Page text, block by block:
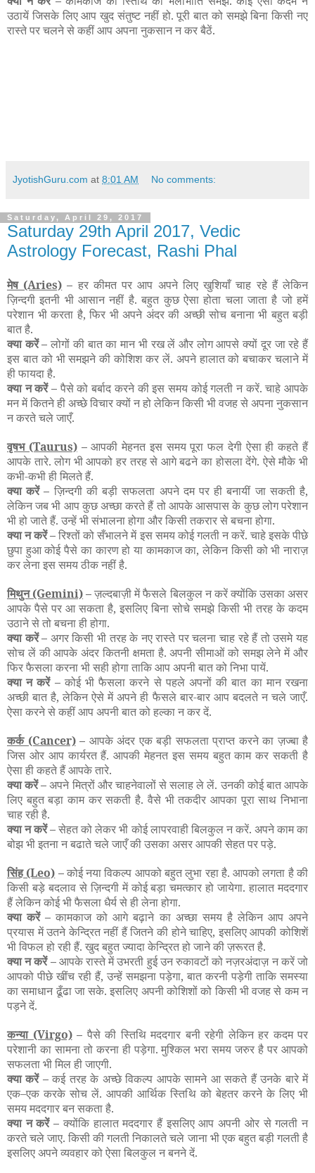
उठायें जिसके लिए आप खुद संतुष्ट नहीं हो. पूरी बात को समझे बिना किसी नए
रास्ते पर चलने से कहीं आप अपना नुकसान न कर बैठें.
JyotishGuru.com at 8:01 AM No comments:
Saturday, April 29, 2017
Saturday 29th April 2017, Vedic
Astrology Forecast, Rashi Phal
मेष(Aries) – हर कीमत पर आप अपने लिए खुशियाँ चाह रहे हैं लेकिन
ज़िन्दगी इतनी भी आसान नहीं है. बहुत कुछ ऐसा होता चला जाता है जो हमें
परेशान भी करता है, फिर भी अपने अंदर की अच्छी सोच बनाना भी बहुत बड़ी
बात है.
क्या करें –लोगों की बात का मान भी रख लें और लोग आपसे क्यों दूर जा रहे हैं
इस बात को भी समझने की कोशिश कर लें. अपने हालात को बचाकर चलाने में
ही फायदा है.
क्या न करें – पैसे को बर्बाद करने की इस समय कोई गलती न करें. चाहे आपके
मन में कितने ही अच्छे विचार क्यों न हो लेकिन किसी भी वजह से अपना नुकसान
न करते चले जाएँ.
वृषभ(Taurus)– आपकी मेहनत इस समय पूरा फल देगी ऐसा ही कहते हैं
आपके तारे. लोग भी आपको हर तरह से आगे बढने का होसला देंगे. ऐसे मौके भी
कभी-कभी ही मिलते हैं.
क्या करें – ज़िन्दगी की बड़ी सफलता अपने दम पर ही बनायीं जा सकती है,
लेकिन जब भी आप कुछ अच्छा करते हैं तो आपके आसपास के कुछ लोग परेशान
भी हो जाते हैं. उन्हें भी संभालना होगा और किसी तकरार से बचना होगा.
क्या न करें –रिश्तों को सँभालने में इस समय कोई गलती न करें. चाहे इसके पीछे
छुपा हुआ कोई पैसे का कारण हो या कामकाज का, लेकिन किसी को भी नाराज़
कर लेना इस समय ठीक नहीं है.
मिथुन(Gemini)–ज़ल्दबाज़ी में फैसले बिलकुल न करें क्योंकि उसका असर
आपके पैसे पर आ सकता है, इसलिए बिना सोचे समझे किसी भी तरह के कदम
उठाने से तो बचना ही होगा.
क्या करें – अगर किसी भी तरह के नए रास्ते पर चलना चाह रहे हैं तो उसमे यह
सोच लें की आपके अंदर कितनी क्षमता है. अपनी सीमाओं को समझ लेने में और
फिर फैसला करना भी सही होगा ताकि आप अपनी बात को निभा पायें.
क्या न करें – कोई भी फैसला करने से पहले अपनों की बात का मान रखना
अच्छी बात है, लेकिन ऐसे में अपने ही फैसले बार-बार आप बदलते न चले जाएँ.
ऐसा करने से कहीं आप अपनी बात को हल्का न कर दें.
कर्क(Cancer)– आपके अंदर एक बड़ी सफलता प्राप्त करने का ज़ज्बा है
जिस ओर आप कार्यरत हैं. आपकी मेहनत इस समय बहुत काम कर सकती है
ऐसा ही कहते हैं आपके तारे.
क्या करें –अपने मित्रों और चाहनेवालों से सलाह ले लें. उनकी कोई बात आपके
लिए बहुत बड़ा काम कर सकती है. वैसे भी तकदीर आपका पूरा साथ निभाना
चाह रही है.
क्या न करें –सेहत को लेकर भी कोई लापरवाही बिलकुल न करें. अपने काम का
बोझ भी इतना न बढाते चले जाएँ की उसका असर आपकी सेहत पर पड़े.
सिंह(Leo) – कोई नया विकल्प आपको बहुत लुभा रहा है. आपको लगता है की
किसी बड़े बदलाव से ज़िन्दगी में कोई बड़ा चमत्कार हो जायेगा. हालात मददगार
हैं लेकिन कोई भी फैसला धैर्य से ही लेना होगा.
क्या करें –कामकाज को आगे बढ़ाने का अच्छा समय है लेकिन आप अपने
प्रयास में उतने केन्द्रित नहीं हैं जितने की होने चाहिए, इसलिए आपकी कोशिशें
भी विफल हो रही हैं. खुद बहुत ज्यादा केन्द्रित हो जाने की ज़रूरत है.
क्या न करें –आपके रास्ते में उभरती हुई उन रुकावटों को नज़रअंदाज़ न करें जो
आपको पीछे खींच रही हैं, उन्हें समझना पड़ेगा, बात करनी पड़ेगी ताकि समस्या
का समाधान ढूँढा जा सके. इसलिए अपनी कोशिशों को किसी भी वजह से कम न
पड़ने दें.
कन्या(Virgo)– पैसे की स्तिथि मददगार बनी रहेगी लेकिन हर कदम पर
परेशानी का सामना तो करना ही पड़ेगा. मुश्किल भरा समय जरुर है पर आपको
सफलता भी मिल ही जाएगी.
क्या करें –कई तरह के अच्छे विकल्प आपके सामने आ सकते हैं उनके बारे में
एक–एक करके सोच लें. आपकी आर्थिक स्तिथि को बेहतर करने के लिए भी
समय मददगार बन सकता है.
क्या न करें – क्योंकि हालात मददगार हैं इसलिए आप अपनी ओर से गलती न
करते चले जाए. किसी की गलती निकालते चले जाना भी एक बहुत बड़ी गलती है
इसलिए अपने व्यवहार को ऐसा बिलकुल न बनने दें.